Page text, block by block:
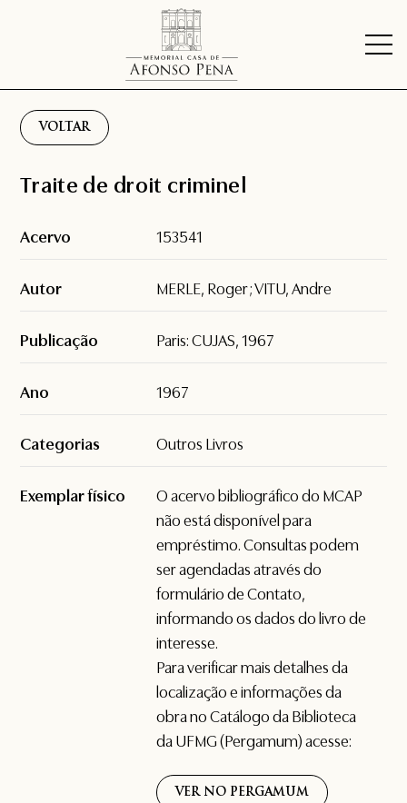
VOLTAR
Traite de droit criminel
Acervo 153541
Autor MERLE, Roger; VITU, Andre
Publicação Paris: CUJAS, 1967
Ano 1967
Categorias Outros Livros
Exemplar físico
O acervo bibliográfico do MCAP
não está disponível para
empréstimo. Consultas podem
ser agendadas através do
formulário deContato,
informando os dados do livro de
interesse.
Para verificar mais detalhes da
localização e informações da
obra no Catálogo da Biblioteca
da UFMG (Pergamum) acesse:
VER NO PERGAMUM